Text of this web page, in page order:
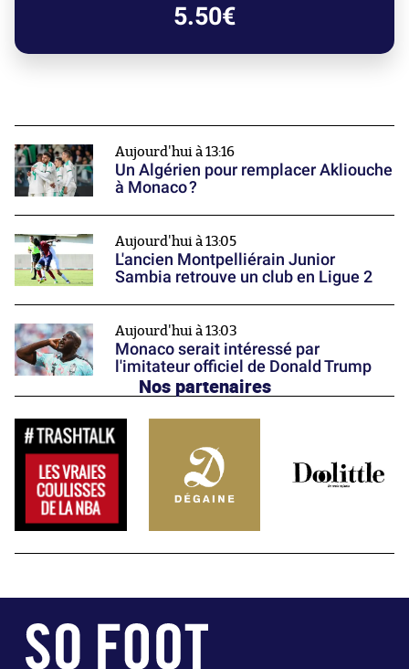
5.50€
Aujourd'hui à 13:16
Un Algérien pour remplacer Akliouche
à Monaco ?
Aujourd'hui à 13:05
L'ancien Montpelliérain Junior
Sambia retrouve un club en Ligue 2
Aujourd'hui à 13:03
Monaco serait intéressé par
l'imitateur officiel de Donald Trump
Nos partenaires